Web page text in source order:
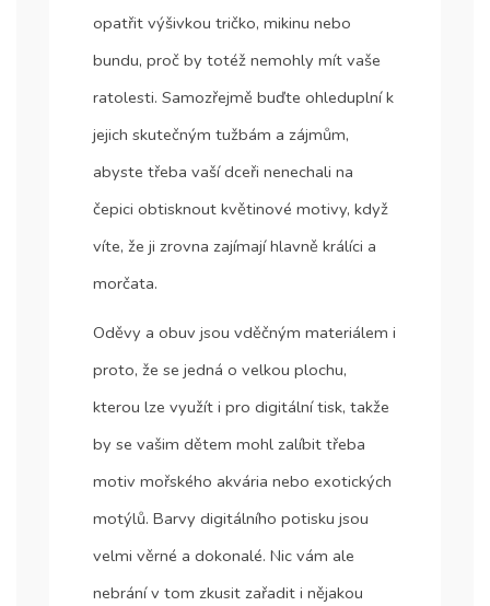
opatřit výšivkou tričko, mikinu nebo
bundu, proč by totéž nemohly mít vaše
ratolesti. Samozřejmě buďte ohleduplní k
jejich skutečným tužbám a zájmům,
abyste třeba vaší dceři nenechali na
čepici obtisknout květinové motivy, když
víte, že ji zrovna zajímají hlavně králíci a
morčata.
Oděvy a obuv jsou vděčným materiálem i
proto, že se jedná o velkou plochu,
kterou lze využít i pro digitální tisk, takže
by se vašim dětem mohl zalíbit třeba
motiv mořského akvária nebo exotických
motýlů. Barvy digitálního potisku jsou
velmi věrné a dokonalé. Nic vám ale
nebrání v tom zkusit zařadit i nějakou